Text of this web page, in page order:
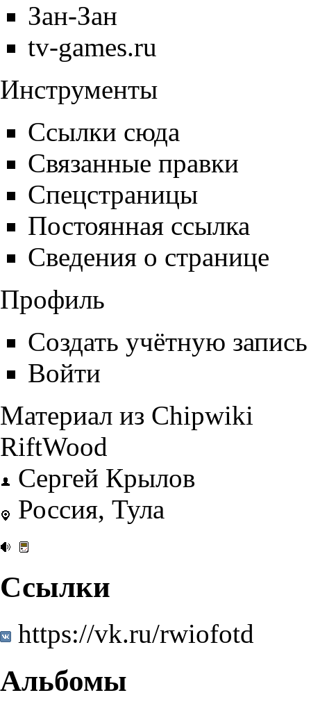
Зан-Зан
tv-games.ru
Инструменты
Ссылки сюда
Связанные правки
Спецстраницы
Постоянная ссылка
Сведения о странице
Профиль
Создать учётную запись
Войти
Материал из Chipwiki
RiftWood
Сергей Крылов
Россия, Тула
Ссылки
https://vk.ru/rwiofotd
Альбомы